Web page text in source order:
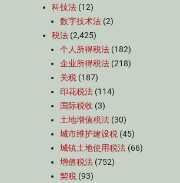
科技法 (12)
数字技术法 (2)
税法 (2,425)
个人所得税法 (182)
企业所得税法 (218)
关税 (187)
印花税法 (114)
国际税收 (3)
土地增值税法 (30)
城市维护建设税 (45)
城镇土地使用税法 (66)
增值税法 (752)
契税 (93)